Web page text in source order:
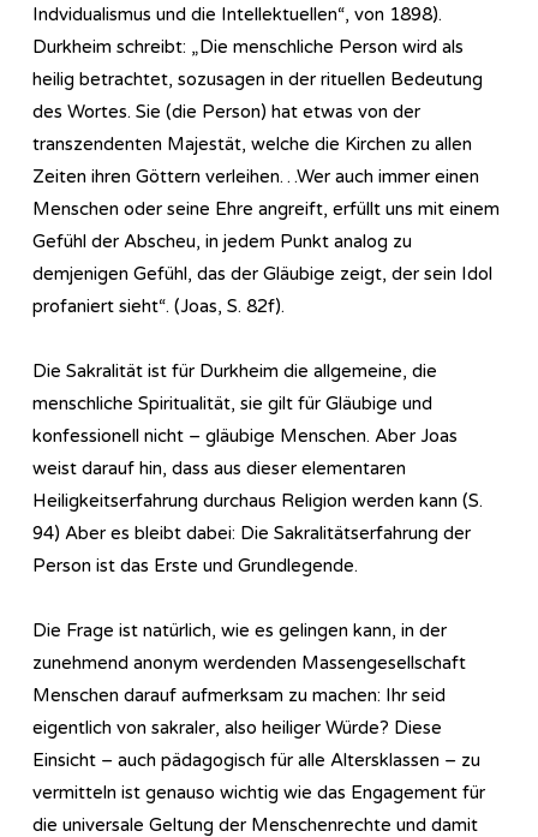
Indvidualismus und die Intellektuellen“, von 1898).
Durkheim schreibt: „Die menschliche Person wird als
heilig betrachtet, sozusagen in der rituellen Bedeutung
des Wortes. Sie (die Person) hat etwas von der
transzendenten Majestät, welche die Kirchen zu allen
Zeiten ihren Göttern verleihen…Wer auch immer einen
Menschen oder seine Ehre angreift, erfüllt uns mit einem
Gefühl der Abscheu, in jedem Punkt analog zu
demjenigen Gefühl, das der Gläubige zeigt, der sein Idol
profaniert sieht“. (Joas, S. 82f).
Die Sakralität ist für Durkheim die allgemeine, die
menschliche Spiritualität, sie gilt für Gläubige und
konfessionell nicht – gläubige Menschen. Aber Joas
weist darauf hin, dass aus dieser elementaren
Heiligkeitserfahrung durchaus Religion werden kann (S.
94) Aber es bleibt dabei: Die Sakralitätserfahrung der
Person ist das Erste und Grundlegende.
Die Frage ist natürlich, wie es gelingen kann, in der
zunehmend anonym werdenden Massengesellschaft
Menschen darauf aufmerksam zu machen: Ihr seid
eigentlich von sakraler, also heiliger Würde? Diese
Einsicht – auch pädagogisch für alle Altersklassen – zu
vermitteln ist genauso wichtig wie das Engagement für
die universale Geltung der Menschenrechte und damit